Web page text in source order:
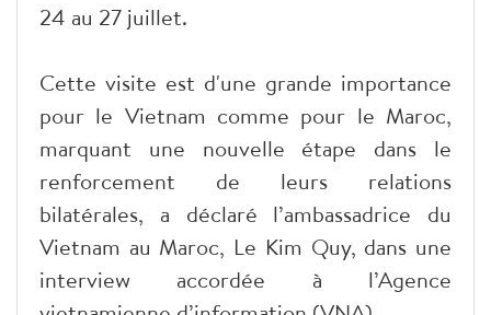
24 au 27 juillet.
Cette visite est d'une grande importance
pour le Vietnam comme pour le Maroc,
marquant une nouvelle étape dans le
renforcement de leurs relations
bilatérales, a déclaré l’ambassadrice du
Vietnam au Maroc, Le Kim Quy, dans une
interview accordée à l’Agence